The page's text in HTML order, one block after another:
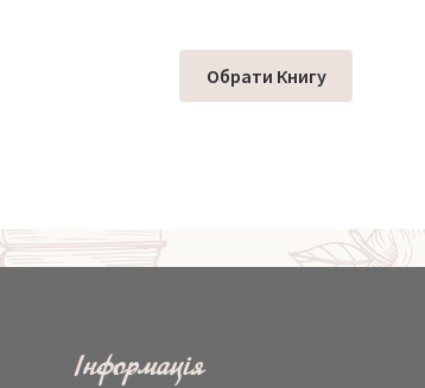
Обрати Книгу
Інформація